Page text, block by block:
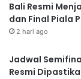
Bali Resmi
dan Final Piala
2 hari ago
Jadwal
Resmi